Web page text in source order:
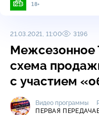
18+
21.03.2021, 11:00 3196
Межсезонное
схема
с участием
Видео программы
ПЕРВАЯ ПЕРЕДАЧА